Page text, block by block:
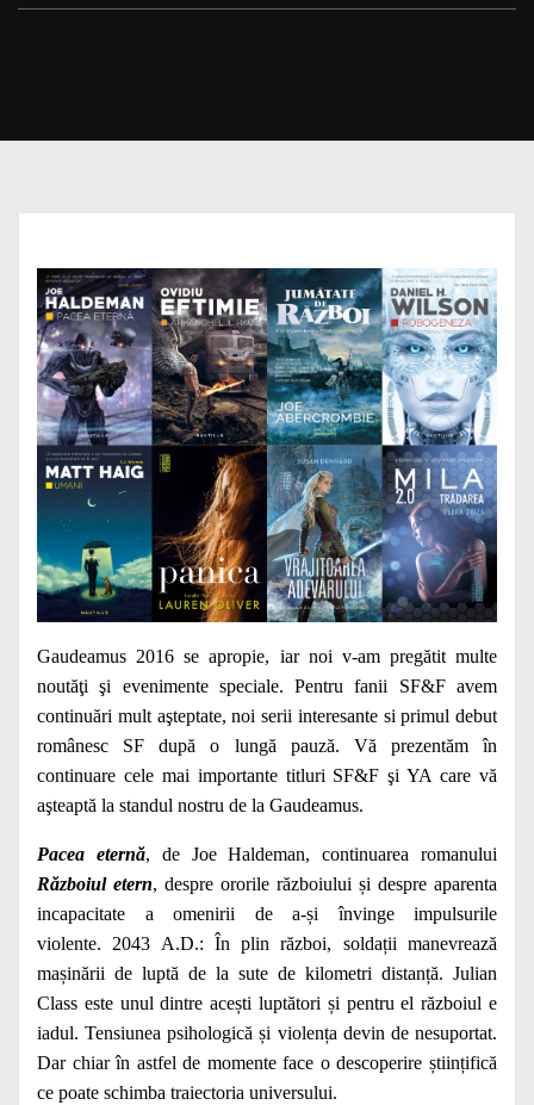
Gaudeamus 2016 se apropie, iar noi v-am pregătit multe
noutăţi şi evenimente speciale. Pentru fanii SF&F avem
continuări mult aşteptate, noi serii interesante si primul debut
românesc SF după o lungă pauză. Vă prezentăm în
continuare cele mai importante titluri SF&F şi YA care vă
aşteaptă la standul nostru de la Gaudeamus.
Pacea eternă, de Joe Haldeman, continuarea romanului
Războiul etern, despre ororile războiului și despre aparenta
incapacitate a omenirii de a-și învinge impulsurile
violente. 2043 A.D.: În plin război, soldații manevrează
mașinării de luptă de la sute de kilometri distanță. Julian
Class este unul dintre acești luptători și pentru el războiul e
iadul. Tensiunea psihologică și violența devin de nesuportat.
Dar chiar în astfel de momente face o descoperire științifică
ce poate schimba traiectoria universului.